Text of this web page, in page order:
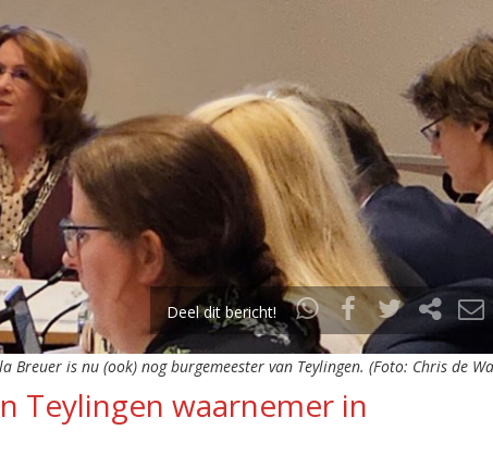
Deel dit bericht!
Breuer is nu (ook) nog burgemeester van Teylingen. (Foto: Chris de
Teylingen waarnemer in